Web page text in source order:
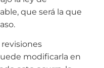
que será la que
modificarla en